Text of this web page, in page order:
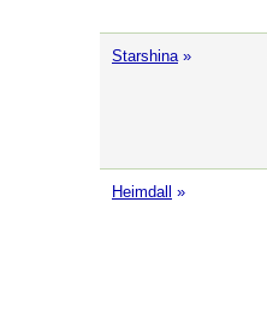
Starshina »
Heimdall »